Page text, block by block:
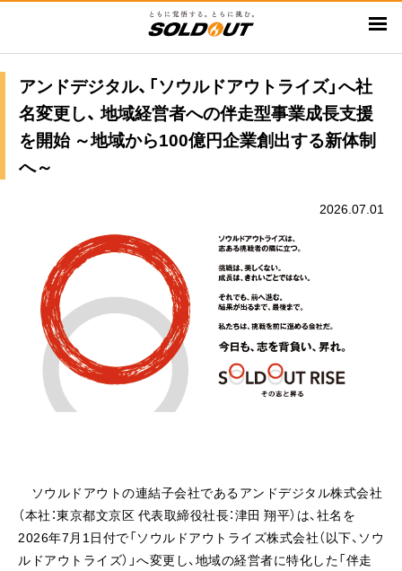
ン
アンドデジタル、「ソウルドアウトライズ」へ社
名変更し、 地域経営者への伴走型事業成長支援
を開始 ～地域から100億円企業創出する新体制
へ～
2026.07.01
ソウルドアウトの連結子会社であるアンドデジタル株式会社
（本社：東京都文京区 代表取締役社長：津田 翔平）は、社名を
2026年7月1日付で「ソウルドアウトライズ株式会社（以下、ソウ
ルドアウトライズ）」へ変更し、地域の経営者に特化した「伴走